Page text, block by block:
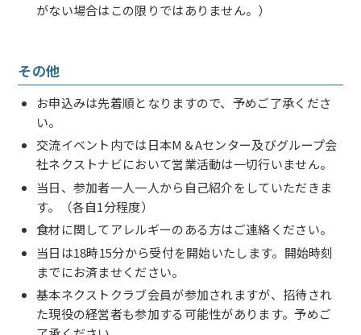
がない場合はこの限りではありません。）
その他
お申込みは先着順となりますので、予めご了承くださ
い。
交流イベント内では日本M＆Aセンター及びグループ会
社ネクストナビにおいて営業活動は一切行いません。
当日、参加者一人一人から自己紹介をしていただきま
す。（各自1分程度）
食材に関してアレルギーのある方はご連絡ください。
当日は18時15分から受付を開始いたします。開始時刻
までにお済ませください。
基本ネクストクラブ会員が参加されますが、招待され
た現役の経営者も参加する可能性があります。予めご